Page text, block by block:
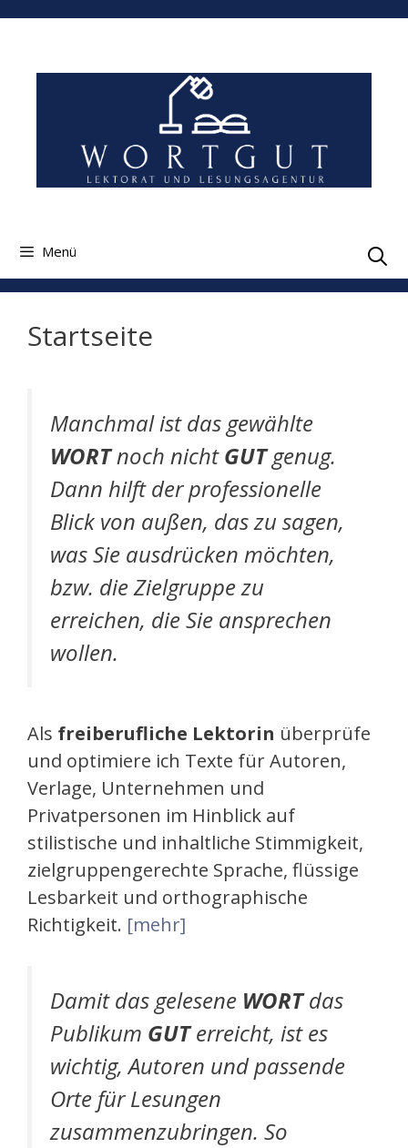
Zum
springen
Menü
Startseite
Manchmal ist das gewählte
WORTnoch nichtGUTgenug.
Dann hilft der professionelle
Blick von außen, das zu sagen,
was Sie ausdrücken möchten,
bzw. die Zielgruppe zu
erreichen, die Sie ansprechen
wollen.
Als freiberufliche Lektorin überprüfe
und optimiere ich Texte für Autoren,
Verlage, Unternehmen und
Privatpersonen im Hinblick auf
stilistische und inhaltliche Stimmigkeit,
zielgruppengerechte Sprache, flüssige
Lesbarkeit und orthographische
Richtigkeit. [mehr]
Damit das gelesene WORTdas
Publikum GUTerreicht, ist es
wichtig, Autoren und passende
Orte für Lesungen
zusammenzubringen. So